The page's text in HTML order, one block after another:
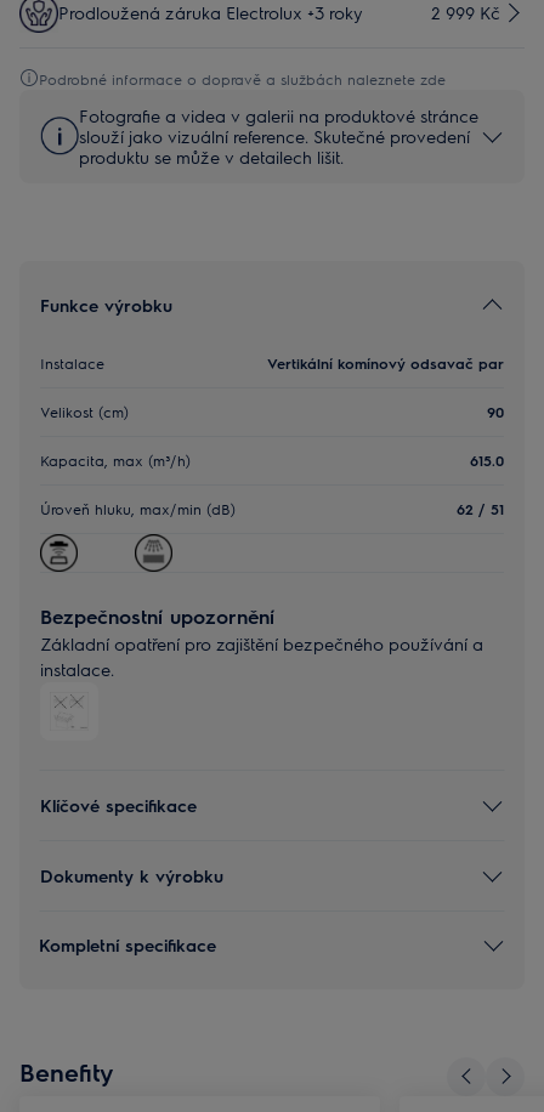
Prodloužená záruka Electrolux +3 roky 2 999 Kč
Podrobné informace o dopravě a službách naleznete zde
Fotografie a videa v galerii na produktové stránce
slouží jako vizuální reference. Skutečné provedení
produktu se může v detailech lišit.
Funkce výrobku
Instalace Vertikální komínový odsavač par
Velikost (cm) 90
Kapacita, max (m³/h) 615.0
Úroveň hluku, max/min (dB) 62 / 51
Bezpečnostní upozornění
Základní opatření pro zajištění bezpečného používání a
instalace.
Klíčové specifikace
Dokumenty k výrobku
Kompletní specifikace
Benefity